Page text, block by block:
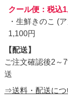
クール便：税込
・生鮮きのこ (
1,100円
【配送】
ご注文確認後2～
送
⇒送料・配送につ